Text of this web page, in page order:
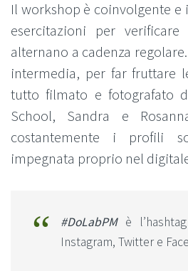
Il workshop è coinvolgente e
esercitazioni per
alternano a cadenza
intermedia, per far fruttare
tutto filmato e fotografato
School, Sandra e
costantemente i profili
impegnata proprio nel
#DoLabPMè
Instagram, Twitter e